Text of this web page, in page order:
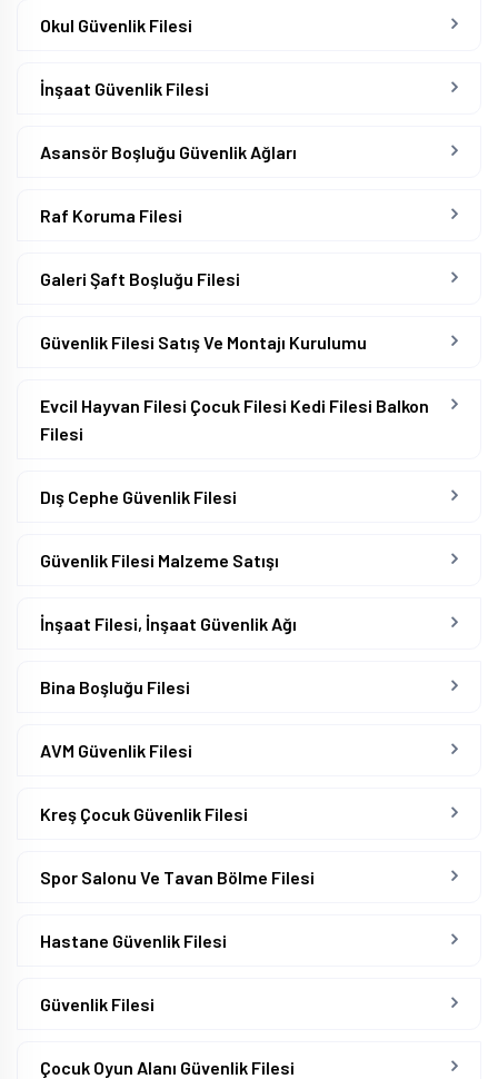
Okul Güvenlik Filesi
İnşaat Güvenlik Filesi
Asansör Boşluğu Güvenlik Ağları
Raf Koruma Filesi
Galeri Şaft Boşluğu Filesi
Güvenlik Filesi Satış Ve Montajı Kurulumu
Evcil Hayvan Filesi Çocuk Filesi Kedi Filesi Balkon
Filesi
Dış Cephe Güvenlik Filesi
Güvenlik Filesi Malzeme Satışı
İnşaat Filesi, İnşaat Güvenlik Ağı
Bina Boşluğu Filesi
AVM Güvenlik Filesi
Kreş Çocuk Güvenlik Filesi
Spor Salonu Ve Tavan Bölme Filesi
Hastane Güvenlik Filesi
Güvenlik Filesi
Çocuk Oyun Alanı Güvenlik Filesi